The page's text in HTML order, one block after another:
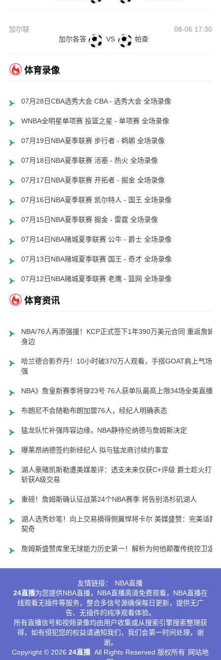
加尔联
08-06 17:30
加尔各答
VS 帕查
体育录像
07月28日CBA选秀大会 CBA - 选秀大会 全场录像
WNBA全明星单项赛 投篮之星 - 单项赛 全场录像
07月19日NBA夏季联赛 步行者 - 鹈鹕 全场录像
07月18日NBA夏季联赛 活塞 - 热火 全场录像
07月17日NBA夏季联赛 开拓者 - 掘金 全场录像
07月16日NBA夏季联赛 凯尔特人 - 国王 全场录像
07月15日NBA夏季联赛 掘金 - 雷霆 全场录像
07月14日NBA赌城夏季联赛 公牛 - 爵士 全场录像
07月13日NBA赌城夏季联赛 国王 - 奇才 全场录像
07月12日NBA赌城夏季联赛 老鹰 - 篮网 全场录像
体育资讯
NBA/76人再添强援！KCP正式签下1年390万美元合同 重返詹姆斯
身边
哈兰德合影乔丹！10小时破370万人观看，手搭GOAT肩上气场超
强
NBA》詹皇新赛季将穿23号 76人获单队最高上限34场全美直播
布朗尼不会随勒布朗加盟76人，经纪人明确表态
猛龙队忙补强阵容边缘，NBA静待伦纳德与詹姆斯决定
曝莱昂纳德签约新经纪人 拟与猛龙商讨续约事宜
湖人豪赌凯斯勒遭美媒差评：透支未来仅获C+评级 爵士趁火打劫
斩获A级交易
重磅！詹姆斯确认征战第24个NBA赛季 将告别洛杉矶湖人
湖人选秀妙笔！向上交易摘得侧翼悍将卡尔 美媒盛赞：完美适配
契奇
詹姆斯盛赞库里无球能力历史第一！解析为何他颠覆传统控卫定义
友情链接：
NBA直播
24直播为您提供NBA直播，NBA直播高清免费观看，NBA直播在
线观看无插件等服务，整合多信号源确保每日更新，提供无广
告、无插件的纯净观看体验。
所有直播信号和视频录像均由用户收集或从搜索引擎搜索整理获
得，如有侵犯您的权益请通知我们，我们会第一时间处理，谢
谢。
Copyright © 202624直播 . All Rights Reserved 版权所有 网站地